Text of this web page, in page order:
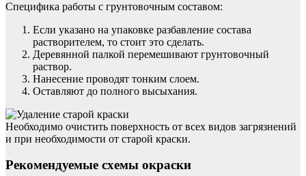
Специфика работы с грунтовочным составом:
Если указано на упаковке разбавление состава
растворителем, то стоит это сделать.
Деревянной палкой перемешивают грунтовочный
раствор.
Нанесение проводят тонким слоем.
Оставляют до полного высыхания.
Необходимо очистить поверхность от всех видов загрязнений
и при необходимости от старой краски.
Рекомендуемые схемы окраски